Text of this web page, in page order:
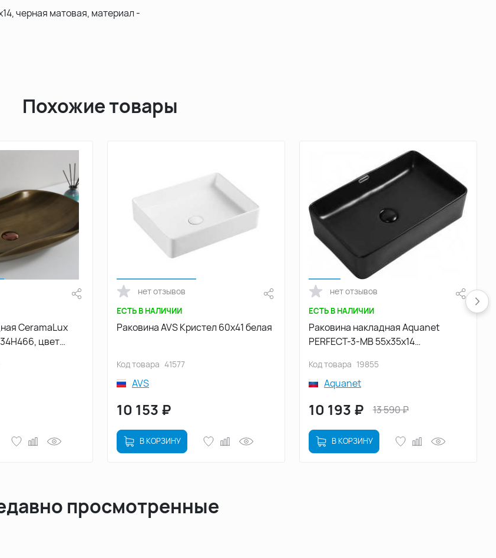
черная матовая, материал -
Похожие товары
CeramaLux
цвет
нет отзывов
ЕСТЬ В НАЛИЧИИ
Раковина AVS Кристел 60x41 белая
Код товара 41577
AVS
10 153 ₽
В КОРЗИНУ
нет отзывов
ЕСТЬ В НАЛИЧИИ
Раковина накладная Aquanet
PERFECT-3-MB 55х35х14
Код товара 19855
Aquanet
10 193 ₽ 13 590₽
В КОРЗИНУ
просмотренные